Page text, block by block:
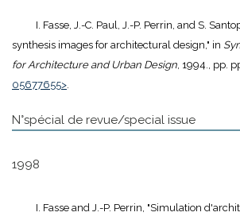
I. Fasse, J.-C. Paul, J.-P. Perrin, and S.
synthesis images for architectural design," in
for Architecture and Urban Design , 1994., pp.
05677655>
N°spécial de revue/special issue
1998
I. Fasse and J.-P. Perrin, "Simulation